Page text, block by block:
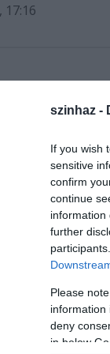
szinhaz -
If you wish
sensitive
confirm
continue
information
further
Please
information
deny
in below
17:16